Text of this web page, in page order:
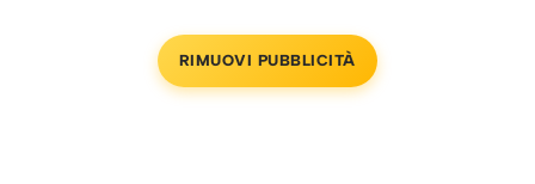
RIMUOVI PUBBLICITÀ